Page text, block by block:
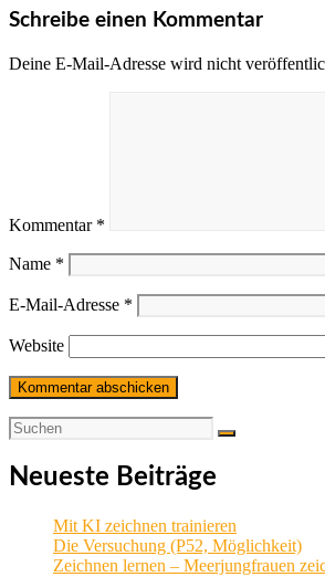
Schreibe einen Kommentar
Deine E-Mail-Adresse wird nicht
Kommentar *
Name *
E-Mail-Adresse *
Website
Neueste Beiträge
Mit KI zeichnen trainieren
Die Versuchung (P52, Möglichkeit)
Zeichnen lernen – Meerjungfrauen